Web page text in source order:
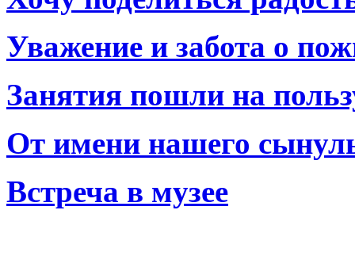
Уважение и забота о
Занятия пошли на
От имени нашего
Встреча в музее